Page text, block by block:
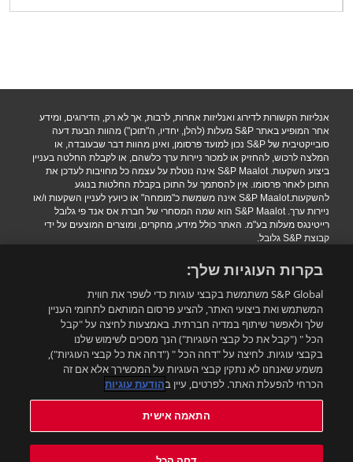
עדכון תנאי השימוש:
תנאי השימוש באתר עודכנו. ניתן למצוא את התנאים המעודכנים בלינק הבא:
אנליזות הקשורות לדירוג ואנליזות אחרות, לרבות, אך לא רק, הדירוגים, ומידע
אחר המופיע באתר S&P מעלות (להלן, יחדיו, ה"תוכן") מהוות הבעת דעה
סובייקטיבית של S&P נכון למועד פרסומן, ואינן מהוות דבר שבעובדה, או
המלצה לרכוש, להחזיק או למכור ניירות ערך כלשהם, או לקבלת החלטה בעניין
ביצוע השקעות. S&P Maalot אינה נוטלת על עצמה כל מחויבות לעדכן את
התוכן לאחר פרסומו. אין להסתמך על התוכן בקבלת החלטות בנוגע
להשקעות.S&P Maalot אינה משמשת כ"מומחה" או כיועץ לעניין השקעות ו/או
ניירות ערך. S&P Maalot הוא שמה המסחרי של חברת אס אנד פי גלובל
רייטינגס מעלות בע"מ. האתר כולל מידע, מחקרים, ומוצרים המוצעים על ידי
קבוצת S&P גלובל.
.Copyright 2016 S&P Maalot a subsidiary of S&P Global. All rights
reserved
רוצים להישאר מעודכנים?
התאמה אישית
בקרות העוגיות שלך:
S&P Global משתמשת בקבצי עוגיות כדי לשפר את חווית
המשתמש ואת ביצועי האתר, להציע פרסום המותאם לתחומי העניין
שלך ולאפשר שיתוף במדיה חברתית. באמצעות לחיצה על "קבל
הכל " ("קבל את כל קבצי העוגיות") הנך מסכים לשימוש שלנו
בקבצי עוגיות. לחיצה על "דחה הכל " ("דחה את כל קבצי העוגיות"),
משמע שאנחנו לא נתקין קבצי העוגיות על המכשירך אלא אם זה
הכרחי להפעלת האתר. לפרטים, עיין בהודעת עוגיות
התאמה אישית